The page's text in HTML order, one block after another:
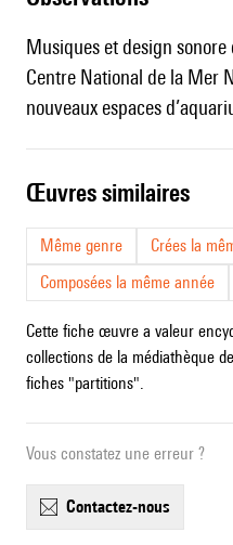
Musiques et design
Centre National de la Mer
nouveaux espaces
œuvres similaires
Même genre
Crées la
Composées la même année
Cette fiche œuvre a valeur
collections de la médiathèque
fiches "partitions".
Vous constatez une erreur ?
contactez-nous